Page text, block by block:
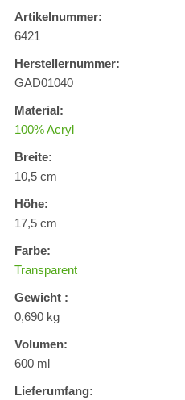
Artikelnummer:
6421
Herstellernummer:
GAD01040
Material:
100% Acryl
Breite:
10,5 cm
Höhe:
17,5 cm
Farbe:
Transparent
Gewicht :
0,690 kg
Volumen:
600 ml
Lieferumfang: